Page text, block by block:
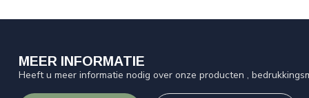
MEER INFORMATIE
Heeft u meer informatie nodig over onze producten ,